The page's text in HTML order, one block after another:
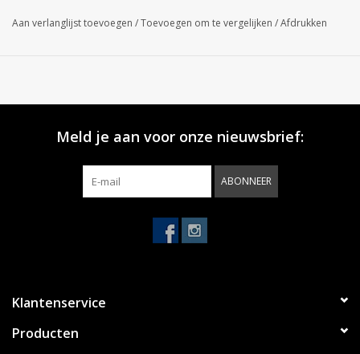
Aan verlanglijst toevoegen /Toevoegen om te vergelijken /Afdrukken
Meld je aan voor onze nieuwsbrief:
ABONNEER
Klantenservice
Producten